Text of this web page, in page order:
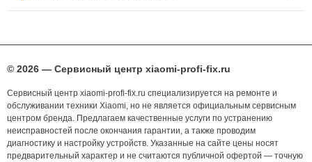
© 2026 — Сервисный центр xiaomi-profi-fix.ru
Сервисный центр xiaomi-profi-fix.ru специализируется на ремонте и
обслуживании техники Xiaomi, но не является официальным сервисным
центром бренда. Предлагаем качественные услуги по устранению
неисправностей после окончания гарантии, а также проводим
диагностику и настройку устройств. Указанные на сайте цены носят
предварительный характер и не считаются публичной офертой — точную